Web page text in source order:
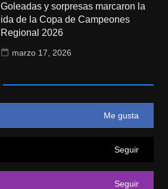
Goleadas y sorpresas marcaron la
ida de la Copa de Campeones
Regional 2026
marzo 17, 2026
Me gusta
Seguir
Seguir